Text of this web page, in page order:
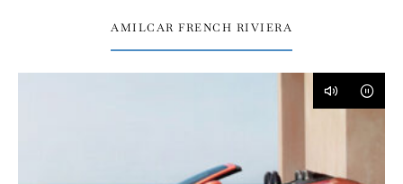
AMILCAR FRENCH RIVIERA